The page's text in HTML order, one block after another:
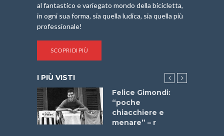
al fantastico e variegato mondo della bicicletta,
in ogni sua forma, sia quella ludica, sia quella più
professionale!
SCOPRI DI PIÙ
I PIÙ VISTI
Felice Gimondi:
“poche
chiacchiere e
menare” – r